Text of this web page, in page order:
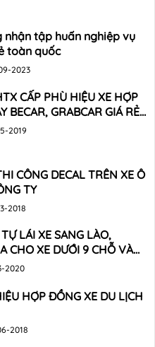
nhận tập huấn nghiệp vụ
toàn quốc
2023
CẤP PHÙ HIỆU XE HỢP
BECAR, GRABCAR GIÁ RẺ
2019
CÔNG DECAL TRÊN XE Ô
TY
2018
LÁI XE SANG LÀO,
CHO XE DƯỚI 9 CHỖ VÀ
2020
HỢP ĐỒNG XE DU LỊCH
2018